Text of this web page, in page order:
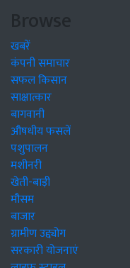
Browse
खबरें
कंपनी समाचार
सफल किसान
साक्षात्कार
बागवानी
औषधीय फसलें
पशुपालन
मशीनरी
खेती-बाड़ी
मौसम
बाजार
ग्रामीण उद्द्योग
सरकारी योजनाएं